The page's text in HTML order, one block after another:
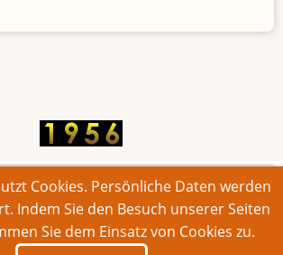
Aufruf. Alle Rechte vorbehalten.
Intern
Cookies. Persönliche Daten werden
Indem Sie den Besuch unserer Seiten
Sie dem Einsatz von Cookies zu.